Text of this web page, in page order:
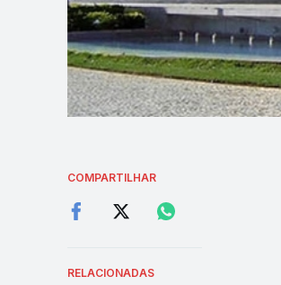
COMPARTILHAR
RELACIONADAS